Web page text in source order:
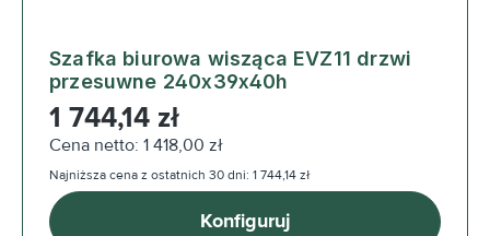
Szafka biurowa wisząca EVZ11 drzwi
przesuwne 240x39x40h
Cena regularna:
1 744,14 zł
Cena netto: 1 418,00 zł
Najniższa cena z ostatnich 30 dni: 1 744,14 zł
Konfiguruj